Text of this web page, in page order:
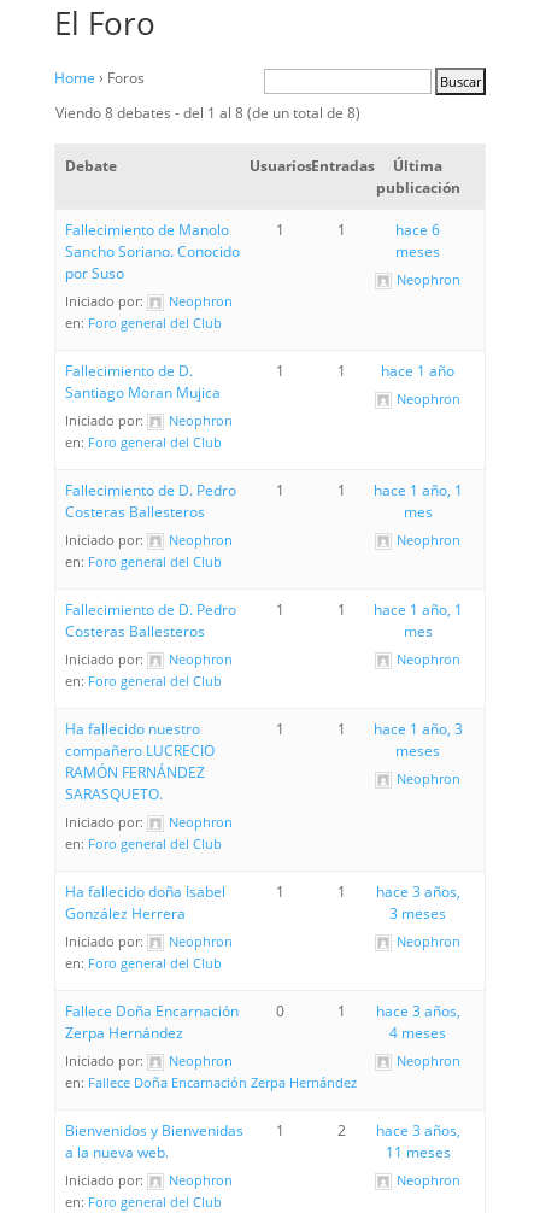
El Foro
Home › Foros
Viendo 8 debates - del 1 al 8 (de un total de 8)
Debate UsuariosEntradas
Última
publicación
Fallecimiento de Manolo
Sancho Soriano. Conocido
por Suso
Iniciado por:
Neophron
en: Foro general del Club
1 1
hace 6
meses
Neophron
Fallecimiento de D.
Santiago Moran Mujica
Iniciado por:
Neophron
en: Foro general del Club
1 1 hace 1 año
Neophron
Fallecimiento de D. Pedro
Costeras Ballesteros
Iniciado por:
Neophron
en: Foro general del Club
1 1
hace 1 año, 1
mes
Neophron
Fallecimiento de D. Pedro
Costeras Ballesteros
Iniciado por:
Neophron
en: Foro general del Club
1 1
hace 1 año, 1
mes
Neophron
Ha fallecido nuestro
compañero LUCRECIO
RAMÓN FERNÁNDEZ
SARASQUETO.
Iniciado por:
Neophron
en: Foro general del Club
1 1
hace 1 año, 3
meses
Neophron
Ha fallecido doña Isabel
González Herrera
Iniciado por:
Neophron
en: Foro general del Club
1 1
hace 3 años,
3 meses
Neophron
Fallece Doña Encarnación
Zerpa Hernández
Iniciado por:
Neophron
en: Fallece Doña Encarnación Zerpa Hernández
0 1
hace 3 años,
4 meses
Neophron
Bienvenidos y Bienvenidas
a la nueva web.
Iniciado por:
Neophron
en: Foro general del Club
1 2
hace 3 años,
11 meses
Neophron